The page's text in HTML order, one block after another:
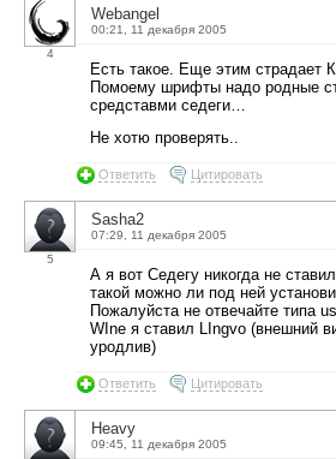
4
Webangel
00:21, 11 декабря 2005
Есть такое. Еще этим страдает
Помоему шрифты надо родные
средставми седеги…
Не хотю проверять..
Ответить Цитировать
5
Sasha2
07:29, 11 декабря 2005
А я вот Седегу никогда не
такой можно ли под ней
Пожалуйста не отвечайте типа
WIne я ставил LIngvo (внешний
уродлив)
Ответить Цитировать
Heavy
09:45, 11 декабря 2005